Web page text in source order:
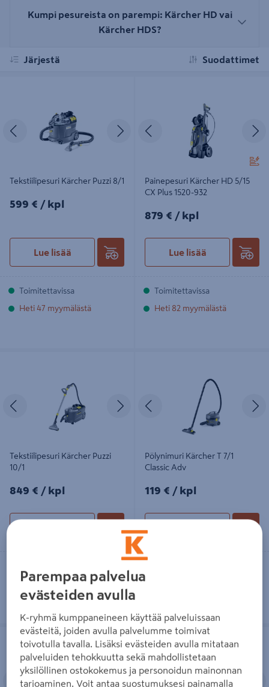
Kumpi pesureista on parempi: Kärcher HD vai
Kärcher HDS?
Järjestä Suodattimet
Edellinen Seuraava
Tekstiilipesuri Kärcher Puzzi 8/1
599€/kpl
599 € / kpl
Lue lisää
Toimitettavissa
Heti 47 myymälästä
Edellinen
Painepesuri Kärcher HD 5/15
CX Plus 1520-932
879€/kpl
879 € / kpl
Lue lisää
Toimitettavissa
Heti 82 myymälästä
Seuraava
Tekstiilipesuri Kärcher Puzzi
10/1
849€/kpl
849 € / kpl
Heti 8 myymälästä
Pölynimuri Kärcher T 7/1
Classic Adv
119€/kpl
119 € / kpl
Lattiasuulakepaketti Kärcher Puzzi
8/1 -tekstiilipesuriin 240mm
Edellinen Seuraava
Märkä-kuivaimuri Kärcher NT 22/1
Ap Te L
Edellinen
Parempaa palvelua
evästeiden avulla
K-ryhmä kumppaneineen käyttää palveluissaan
evästeitä, joiden avulla palvelumme toimivat
toivotulla tavalla. Lisäksi evästeiden avulla mitataan
palveluiden tehokkuutta sekä mahdollistetaan
yksilöllinen ostokokemus ja personoidun mainonnan
tarjoaminen. Voit antaa suostumuksesi painamalla